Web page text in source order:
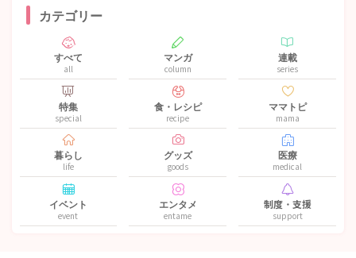
カテゴリー
すべて
all
マンガ
column
連載
series
特集
special
食・レシピ
recipe
ママトピ
mama
暮らし
life
グッズ
goods
医療
medical
イベント
event
エンタメ
entame
制度・支援
support